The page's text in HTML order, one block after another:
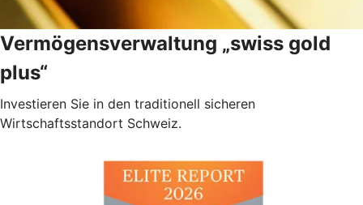
Vermögensverwaltung „swiss gold
plus“
Investieren Sie in den traditionell sicheren
Wirtschaftsstandort Schweiz.